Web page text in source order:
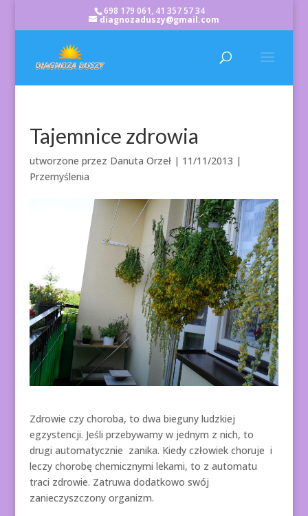
698 179 061, 41 357 57 34
diagnozaduszy@gmail.com
Tajemnice zdrowia
utworzone przez Danuta Orzeł| 11/11/2013 |
Przemyślenia
Zdrowie czy choroba, to dwa bieguny ludzkiej
egzystencji. Jeśli przebywamy w jednym z nich, to
drugi automatycznie zanika. Kiedy człowiek choruje i
leczy chorobę chemicznymi lekami, to z automatu
traci zdrowie. Zatruwa dodatkowo swój
zanieczyszczony organizm.